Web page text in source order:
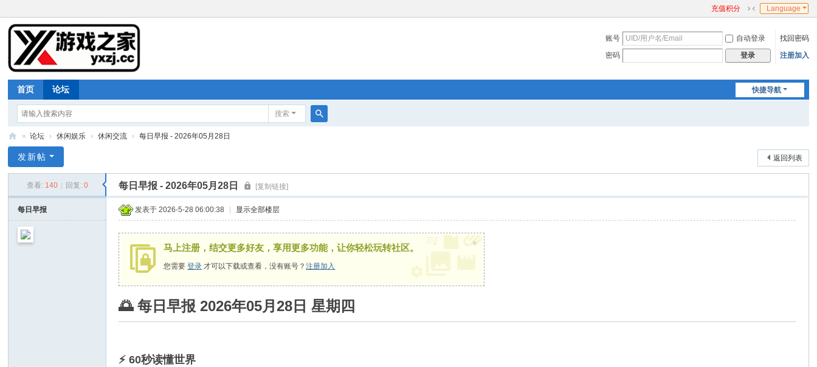
充值积分
切
到
窄
版
Language
账号 自动登录
找回密码
密码
登录 注册加入
快捷导航
首页 论坛
搜索
戏
家
» 论坛 › 休闲娱乐 › 休闲交流 › 每日早报 - 2026年05月28日
返回列表
发新帖
查看: 140 回复: 0 每日早报 - 2026年05月28日 [复制链接]
每日早报 发表于 2026-5-28 06:00:38 显示全部楼层
马上注册，结交更多好友，享用更多功能，让你轻松玩转社区。
您需要登录 才可以下载或查看，没有账号？注册加入
×
🌅 每日早报 2026年05月28日 星期四
⚡ 60秒读懂世界